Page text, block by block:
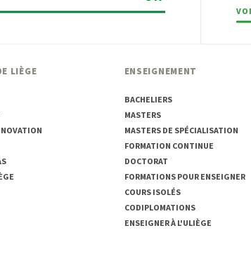
LIÈGE ENSEIGNEMENT
BACHELIERS
MASTERS
MASTERS DE SPÉCIALISATION
FORMATION CONTINUE
DOCTORAT
FORMATIONS POUR ENSEIGNER
COURS ISOLÉS
CODIPLOMATIONS
ENSEIGNER À L'ULIÈGE